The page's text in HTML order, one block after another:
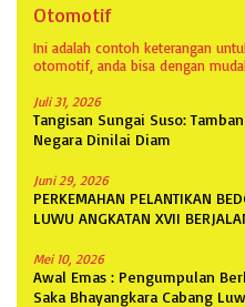
Otomotif
Ini adalah contoh keterangan
otomotif, anda bisa dengan
Juli 31, 2026
Tangisan Sungai Suso:
Negara Dinilai Diam
Juni 29, 2026
PERKEMAHAN PELANTIKAN
LUWU ANGKATAN XVII
Mei 10, 2026
Awal Emas : Pengumpulan
Saka Bhayangkara Cabang